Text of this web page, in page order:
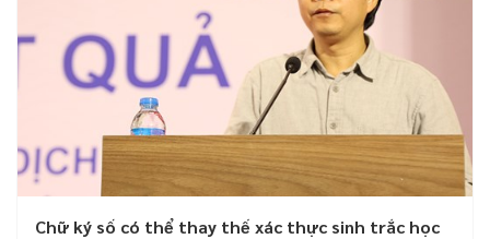
Chữ ký số có thể thay thế xác thực sinh trắc học